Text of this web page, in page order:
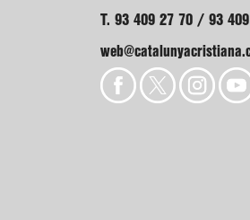
T. 93 409 27 70 / 93